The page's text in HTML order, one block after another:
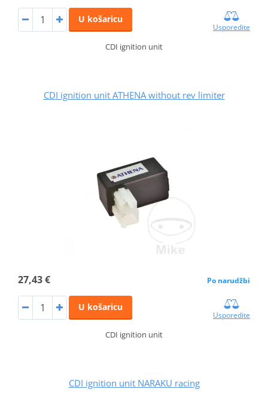
U košaricu
Usporedite
CDI ignition unit
CDI ignition unit ATHENA without rev limiter
27,43 € Po narudžbi
U košaricu
Usporedite
CDI ignition unit
CDI ignition unit NARAKU racing